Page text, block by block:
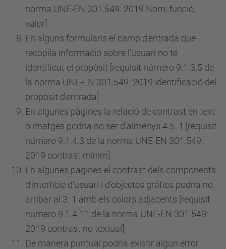
norma UNE-EN 301.549: 2019 Nom, funció,
valor]
En alguns formularis el camp d'entrada que
recopila informació sobre l'usuari no té
identificat el propòsit [requisit número 9.1.3.5 de
la norma UNE-EN 301.549: 2019 identificació del
propòsit d'entrada]
En algunes pàgines la relació de contrast en text
o imatges podria no ser d’almenys 4.5: 1 [requisit
número 9.1.4.3 de la norma UNE-EN 301.549:
2019 contrast mínim]
En algunes pàgines el contrast dels components
d'interfície d'usuari i d'objectes gràfics podria no
arribar al 3: 1 amb els colors adjacents [requisit
número 9.1.4.11 de la norma UNE-EN 301.549:
2019 contrast no textual]
De manera puntual podria existir algun error